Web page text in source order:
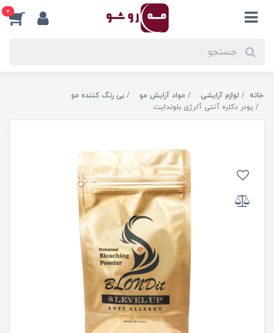
0
خانه لوازم آرایشی مواد آرایش مو
بی رنگ کننده مو
پودر دکلره آنتی آلرژی بلوندایت